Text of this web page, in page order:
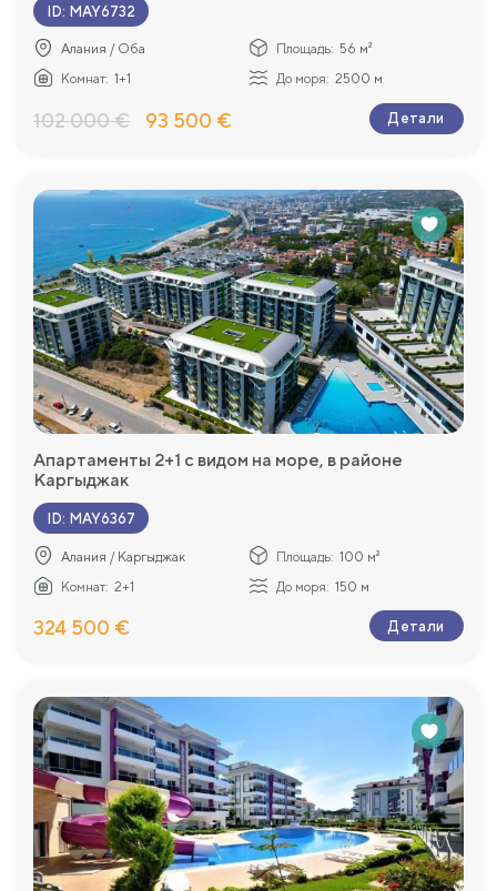
ID: MAY6732
Алания / Оба Площадь: 56 м²
Комнат: 1+1 До моря: 2500 м
102 000 € 93 500 € Детали
Апартаменты 2+1 с видом на море, в районе
Каргыджак
ID: MAY6367
Алания / Каргыджак Площадь: 100 м²
Комнат: 2+1 До моря: 150 м
324 500 € Детали